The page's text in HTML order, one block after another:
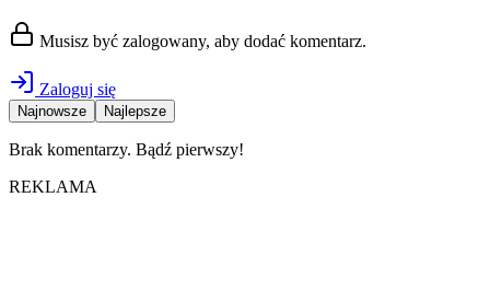
Musisz być zalogowany, aby dodać komentarz.
Zaloguj się
Najnowsze Najlepsze
Brak komentarzy. Bądź pierwszy!
REKLAMA